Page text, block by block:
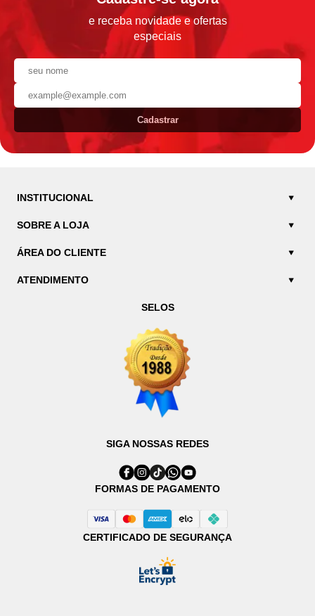
e receba novidade e ofertas
especiais
Cadastrar
INSTITUCIONAL
SOBRE A LOJA
ÁREA DO CLIENTE
ATENDIMENTO
SELOS
SIGA NOSSAS REDES
FORMAS DE PAGAMENTO
CERTIFICADO DE SEGURANÇA